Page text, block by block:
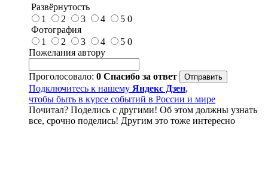
Развёрнутость
1
2 3 4 5 0
Фотография
1
2 3 4 5 0
Пожелания автору
Проголосовало: 0 Спасибо за ответ
Подключитесь к нашему Яндекс Дзен,
чтобы быть в курсе событий в России и мире
Почитал? Поделись с другими! Об этом должны узнать
все, срочно поделись! Другим это тоже интересно